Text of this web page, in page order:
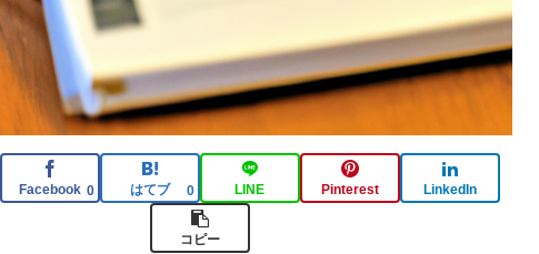
Facebook 0 はてブ 0 LINE Pinterest LinkedIn
コピー